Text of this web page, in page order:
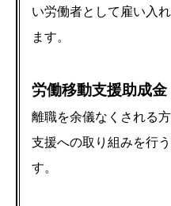
い労働者として雇い入
ます。
労働移動支援助成金
離職を余儀なくされる
支援への取り組みを行
す。